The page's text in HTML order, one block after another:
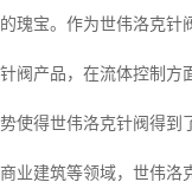
瑰宝。作为世伟洛克针
阀产品，在流体控制方
使得世伟洛克针阀得到
业建筑等领域，世伟洛